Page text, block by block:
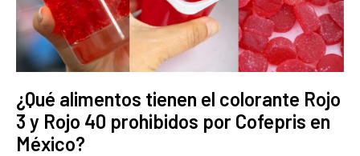
¿Qué alimentos tienen el colorante Rojo
3 y Rojo 40 prohibidos por Cofepris en
México?